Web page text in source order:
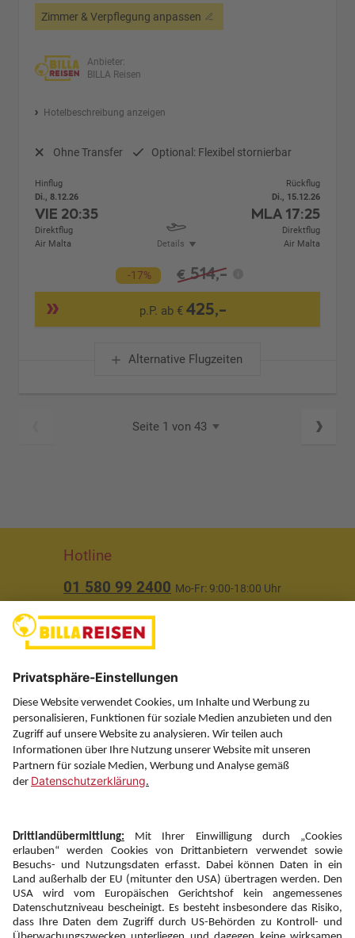
Zimmer & Verpflegung anpassen
Anbieter:
BILLA Reisen
Hotelbeschreibung anzeigen
Ohne Transfer Optional: Flexibel stornierbar
Hinflug
Di., 8.12.26
VIE 20:35
Direktflug
Air Malta
Details
Rückflug
Di., 15.12.26
MLA 17:25
Direktflug
Air Malta
-17% € 514,-
p.P. ab €425,-
Alternative Flugzeiten
Seite 1 von 43
Hotline
01 580 99 2400 Mo-Fr: 9:00-18:00 Uhr
Über uns
Service
Information
Folgen Sie uns auf
Newsletter:
Anmelden